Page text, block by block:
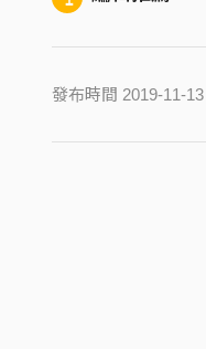
發布時間 2019-11-13